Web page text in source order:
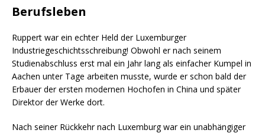
Berufsleben
Ruppert war ein echter Held der Luxemburger
Industriegeschichtsschreibung! Obwohl er nach seinem
Studienabschluss erst mal ein Jahr lang als einfacher Kumpel in
Aachen unter Tage arbeiten musste, wurde er schon bald der
Erbauer der ersten modernen Hochofen in China und später
Direktor der Werke dort.
Nach seiner Rückkehr nach Luxemburg war ein unabhängiger